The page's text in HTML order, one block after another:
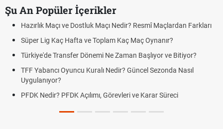
Şu An Popüler İçerikler
Maçlardan Farkları
ve Bitiyor?
Sezonda Nasıl
Süreci
Puan Durumunda AG, OM ve Diğer
Skor Ne Demek? Sporda Skor ve Sonuç
Futbol Nasıl Oynanır? Temel Futbol Kuralları
Deplasman Golü Kuralı Nedir? Hangi
DGS Sonuçları Ne Zaman Açıklanacak